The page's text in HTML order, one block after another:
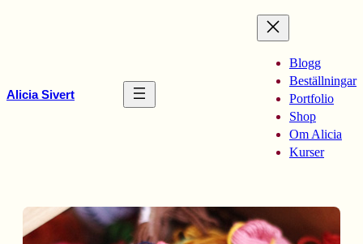
Alicia Sivert
Blogg
Beställningar
Portfolio
Shop
Om Alicia
Kurser